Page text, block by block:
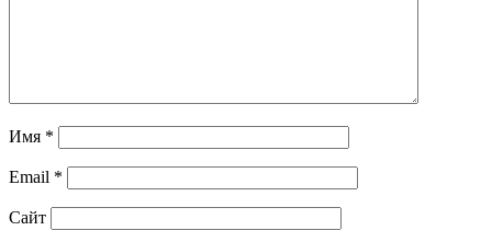
Имя *
Email *
Сайт